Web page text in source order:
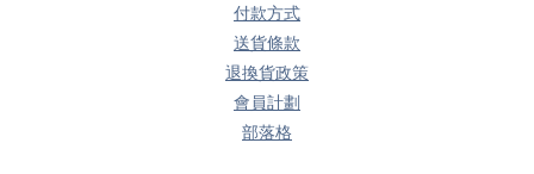
付款方式
送貨條款
退換貨政策
會員計劃
部落格